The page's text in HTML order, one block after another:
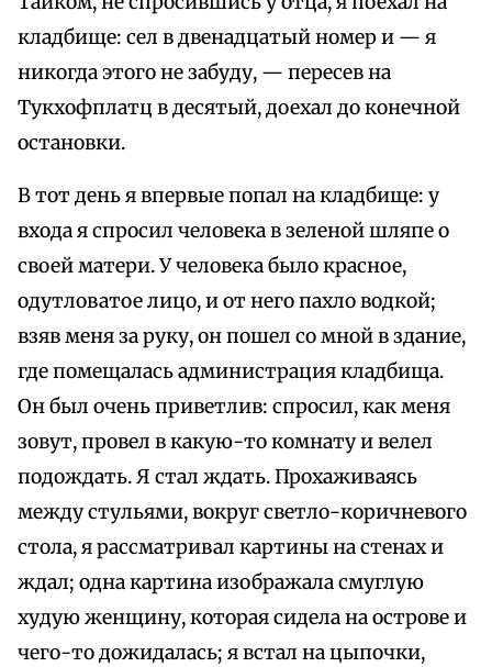
кладбище: сел в двенадцатый номер и — я
никогда этого не забуду, — пересев на
Тукхофплатц в десятый, доехал до конечной
остановки.
В тот день я впервые попал на кладбище: у
входа я спросил человека в зеленой шляпе о
своей матери. У человека было красное,
одутловатое лицо, и от него пахло водкой;
взяв меня за руку, он пошел со мной в здание,
где помещалась администрация кладбища.
Он был очень приветлив: спросил, как меня
зовут, провел в какую-то комнату и велел
подождать. Я стал ждать. Прохаживаясь
между стульями, вокруг светло-коричневого
стола, я рассматривал картины на стенах и
ждал; одна картина изображала смуглую
худую женщину, которая сидела на острове и
чего-то дожидалась; я встал на цыпочки,